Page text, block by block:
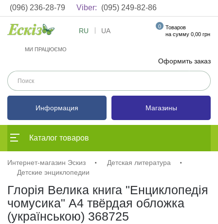
(096) 236-28-79 Viber: (095) 249-82-86
МИ ПРАЦЮЄМО
Оформить заказ
RU UA Товаров
0
на сумму 0,00 грн
Информация Магазины
Каталог товаров
Интернет-магазин Эскиз
Детская литература
Детские энциклопедии
Глорія Велика книга "Енциклопедія
чомусика" А4 твёрдая обложка
(українською) 368725